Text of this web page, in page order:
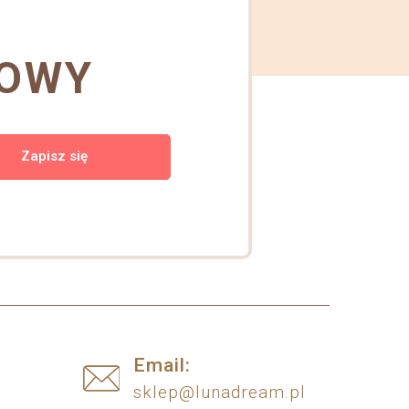
Zapisz się
Email:
sklep@lunadream.pl